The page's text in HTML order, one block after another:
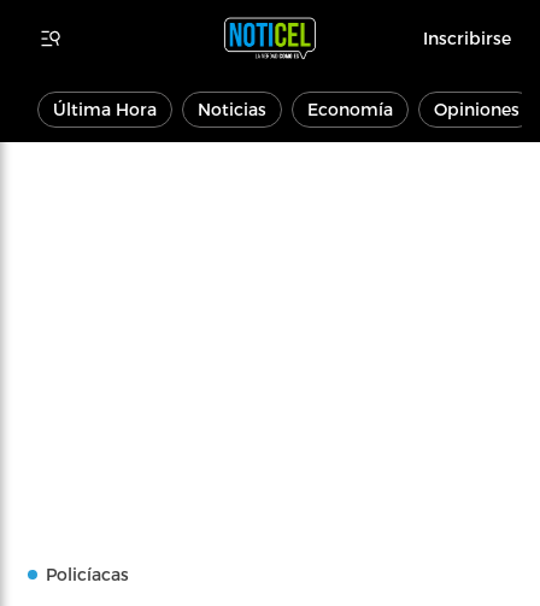
Inscribirse
Última Hora Noticias Economía Opiniones
Policíacas